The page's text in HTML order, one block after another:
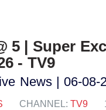
5 | Super
- TV9
News | 06-08-
CHANNEL: TV9